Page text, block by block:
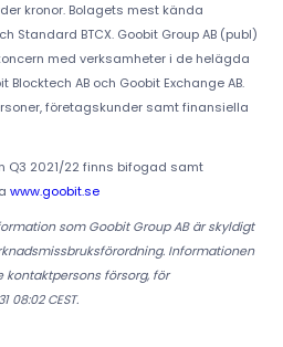
kronor. Bolagets mest kända
Standard BTCX. Goobit Group AB (publ)
med verksamheter i de helägda
Blocktech AB och Goobit Exchange AB.
företagskunder samt finansiella
Q3 2021/22 finns bifogad samt
www.goobit.se
som Goobit Group AB är skyldigt
Informationen
försorg, för
CEST.